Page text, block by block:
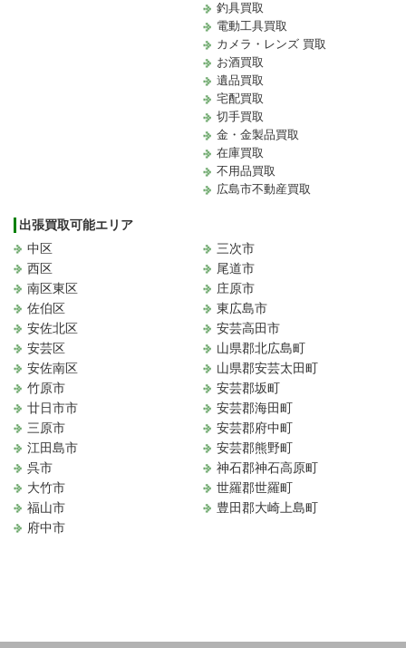
釣具買取
電動工具買取
カメラ・レンズ 買取
お酒買取
遺品買取
宅配買取
切手買取
金・金製品買取
在庫買取
不用品買取
広島市不動産買取
出張買取可能エリア
中区
西区
南区東区
佐伯区
安佐北区
安芸区
安佐南区
竹原市
廿日市市
三原市
江田島市
呉市
大竹市
福山市
府中市
三次市
尾道市
庄原市
東広島市
安芸高田市
山県郡北広島町
山県郡安芸太田町
安芸郡坂町
安芸郡海田町
安芸郡府中町
安芸郡熊野町
神石郡神石高原町
世羅郡世羅町
豊田郡大崎上島町